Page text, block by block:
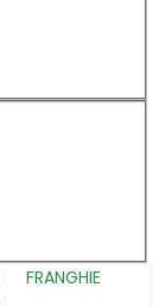
FRANGHIE